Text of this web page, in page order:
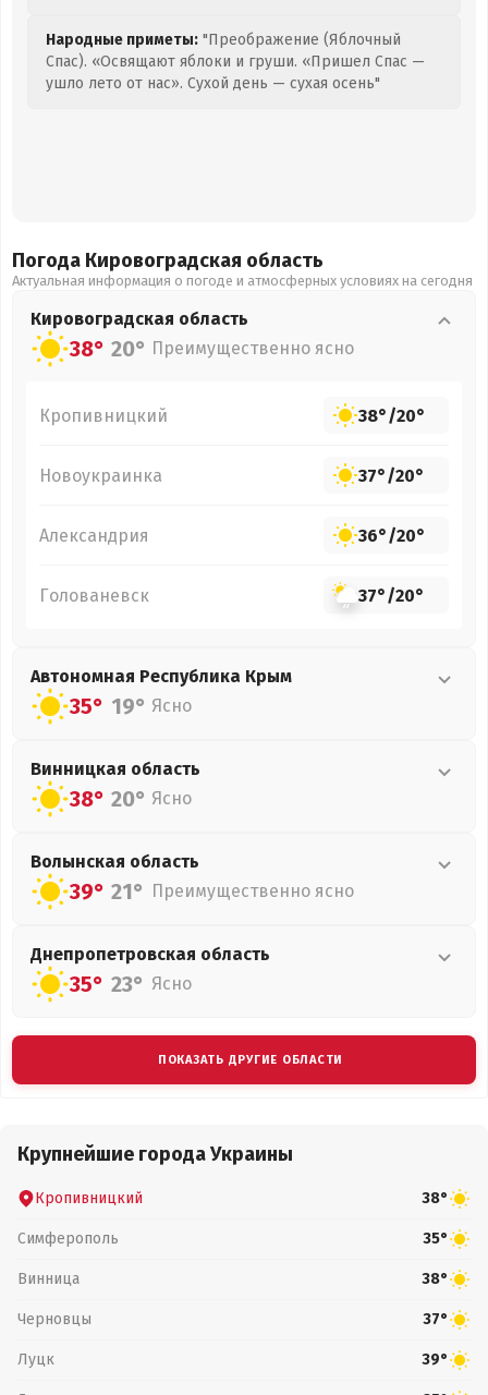
Народные приметы: "Преображение (Яблочный
Спас). «Освящают яблоки и груши. «Пришел Спас —
ушло лето от нас». Сухой день — сухая осень"
Погода Кировоградская область
Актуальная информация о погоде и атмосферных условиях на сегодня
Кировоградская область
38° 20° Преимущественно ясно
Кропивницкий 38°/20°
Новоукраинка 37°/20°
Александрия 36°/20°
Голованевск 37°/20°
Автономная Республика Крым
35° 19° Ясно
Винницкая область
38° 20° Ясно
Волынская область
39° 21° Преимущественно ясно
Днепропетровская область
35° 23° Ясно
ПОКАЗАТЬ ДРУГИЕ ОБЛАСТИ
Крупнейшие города Украины
Кропивницкий 38°
Симферополь 35°
Винница 38°
Черновцы 37°
Луцк 39°